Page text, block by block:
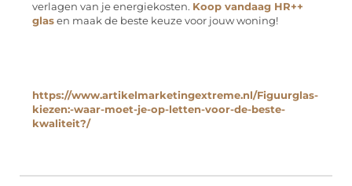
verlagen van je energiekosten. Koop vandaag HR++
glas en maak de beste keuze voor jouw woning!
https://www.artikelmarketingextreme.nl/Figuurglas-
kiezen:-waar-moet-je-op-letten-voor-de-beste-
kwaliteit?/